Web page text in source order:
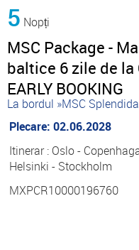
5 Nopți
MSC Package -
baltice 6 zile de
EARLY BOOKING
La bordul »MSC
Plecare: 02.06.2028
Itinerar : Oslo -
Helsinki - Stockholm
MXPCR10000196760